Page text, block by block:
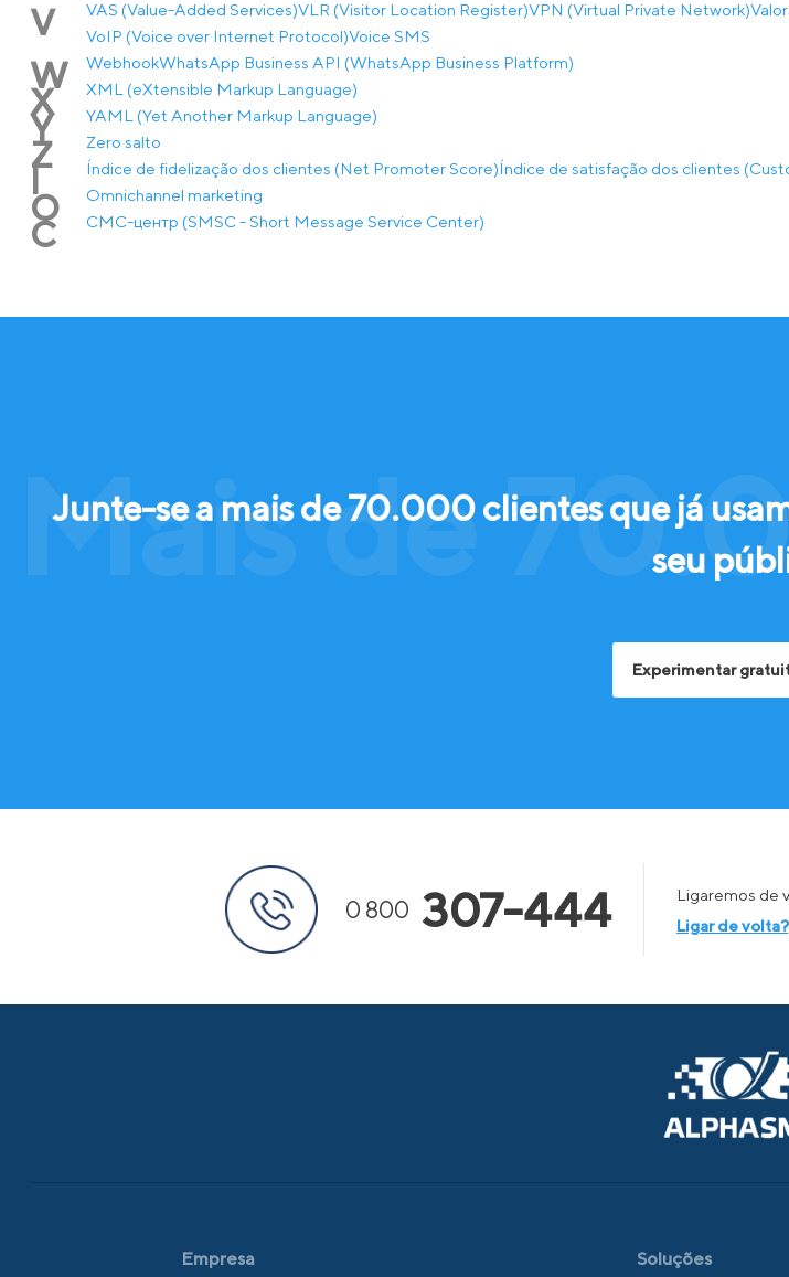
V VAS (Value-Added Services)VLR (Visitor Location Register)VPN (Virtual Private Network)
VoIP (Voice over Internet Protocol)Voice SMS
W WebhookWhatsApp Business API (WhatsApp Business Platform)
X XML (eXtensible Markup Language)
Y YAML (Yet Another Markup Language)
Z Zero salto
Í Índice de fidelização dos clientes (Net Promoter Score)Índice de satisfação dos clientes
О Оmnichannel marketing
С СМС-центр (SMSC - Short Message Service Center)
Mais de
Junte-se a mais de 70.000 clientes que já
seu
Experimentar
0 800 307-444
Ligaremos de
Ligar de volta?
Empresa Soluções